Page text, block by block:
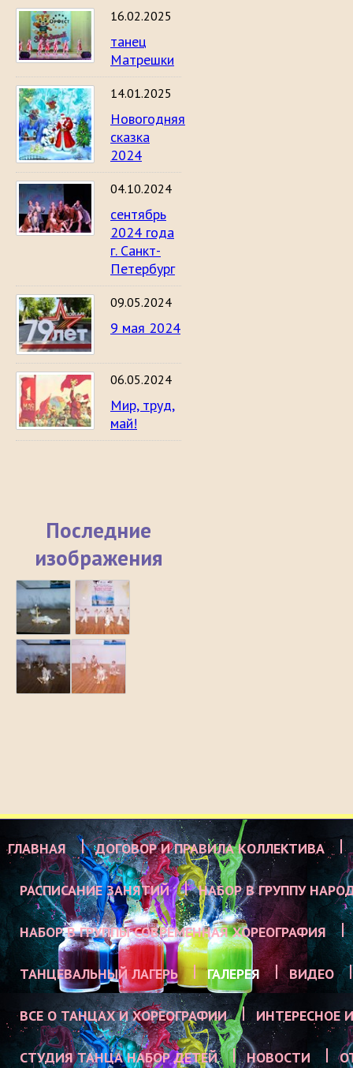
16.02.2025
танец
Матрешки
14.01.2025
Новогодняя
сказка
2024
04.10.2024
сентябрь
2024 года
г. Санкт-
Петербург
09.05.2024
9 мая 2024
06.05.2024
Мир, труд,
май!
Последние
изображения
ГЛАВНАЯ ДОГОВОР И ПРАВИЛА КОЛЛЕКТИВА
РАСПИСАНИЕ ЗАНЯТИЙ НАБОР В ГРУППУ
НАБОР В ГРУППЫ СОВРЕМЕННАЯ ХОРЕОГРАФИЯ
ТАНЦЕВАЛЬНЫЙ ЛАГЕРЬ ГАЛЕРЕЯ ВИДЕО
ВСЕ О ТАНЦАХ И ХОРЕОГРАФИИ ИНТЕРЕСНОЕ
СТУДИЯ ТАНЦА НАБОР ДЕТЕЙ НОВОСТИ